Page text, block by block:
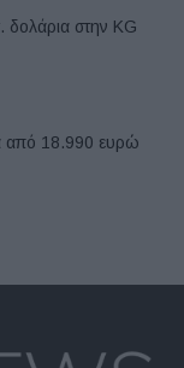
δολάρια στην KG
από 18.990 ευρώ